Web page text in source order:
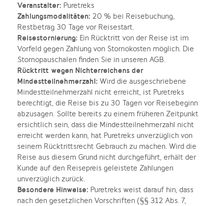
Veranstalter: Puretreks
Zahlungsmodalitäten: 20 % bei Reisebuchung,
Restbetrag 30 Tage vor Reisestart.
Reisestornierung: Ein Rücktritt von der Reise ist im
Vorfeld gegen Zahlung von Stornokosten möglich. Die
Stornopauschalen finden Sie in unseren AGB.
Rücktritt wegen Nichterreichens der
Mindestteilnehmerzahl: Wird die ausgeschriebene
Mindestteilnehmerzahl nicht erreicht, ist Puretreks
berechtigt, die Reise bis zu 30 Tagen vor Reisebeginn
abzusagen. Sollte bereits zu einem früheren Zeitpunkt
ersichtlich sein, dass die Mindestteilnehmerzahl nicht
erreicht werden kann, hat Puretreks unverzüglich von
seinem Rücktrittsrecht Gebrauch zu machen. Wird die
Reise aus diesem Grund nicht durchgeführt, erhält der
Kunde auf den Reisepreis geleistete Zahlungen
unverzüglich zurück.
Besondere Hinweise: Puretreks weist darauf hin, dass
nach den gesetzlichen Vorschriften (§§ 312 Abs. 7,